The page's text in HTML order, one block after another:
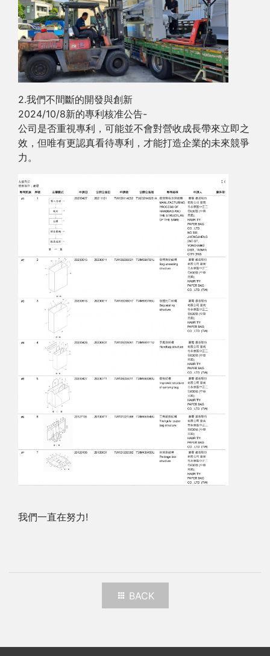
2.我們不間斷的開發與創新
2024/10/8新的專利核准公告-
公司是否重視專利，可能並不會對營收成長帶來立即之
效，但唯有更認真看待專利，才能打造企業的未來競爭
力。
我們一直在努力!
BACK